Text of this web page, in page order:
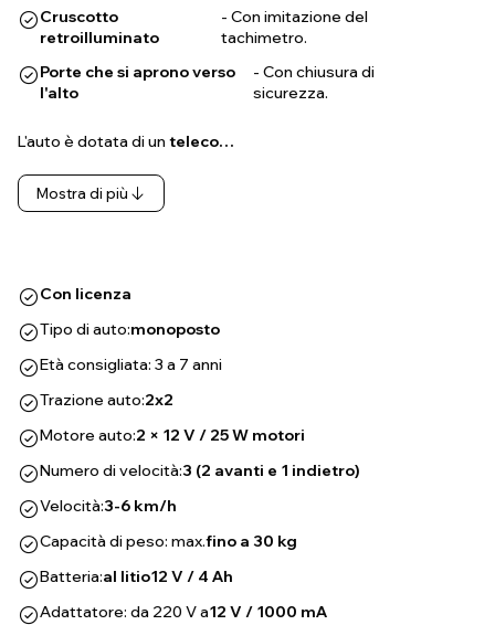
Cruscotto
retroilluminato
- Con imitazione del
tachimetro.
Porte che si aprono verso
l'alto
- Con chiusura di
sicurezza.
L'auto è dotata di un teleco…
Mostra di più
Con licenza
Tipo di auto:monoposto
Età consigliata: 3 a 7 anni
Trazione auto:2x2
Motore auto:2 × 12 V / 25 W motori
Numero di velocità:3 (2 avanti e 1 indietro)
Velocità:3-6 km/h
Capacità di peso: max.fino a 30 kg
Batteria:al litio12 V / 4 Ah
Adattatore: da 220 V a12 V / 1000 mA